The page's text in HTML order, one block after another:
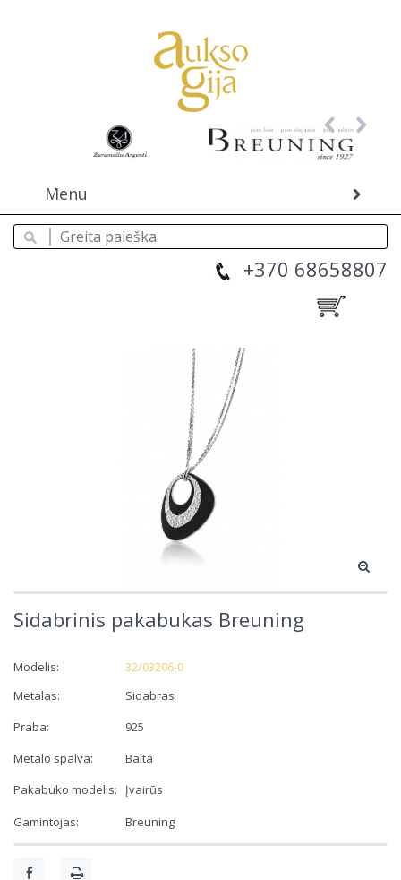
Menu
+370 68658807
Sidabrinis pakabukas Breuning
Modelis:
32/03206-0
Metalas:
Sidabras
Praba:
925
Metalo spalva:
Balta
Pakabuko modelis:
Įvairūs
Gamintojas:
Breuning